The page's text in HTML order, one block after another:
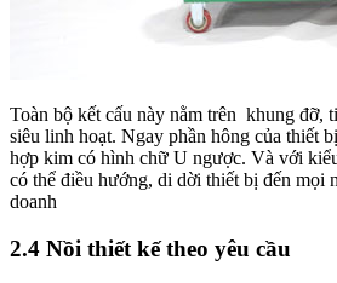
Toàn bộ kết cấu này nằm trên khung đỡ,
siêu linh hoạt. Ngay phần hông của thiết
hợp kim có hình chữ U ngược. Và với
có thể điều hướng, di dời thiết bị đến mọi
doanh
2.4 Nồi thiết kế theo yêu cầu